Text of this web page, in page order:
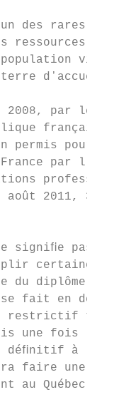
un des rares
ressources
2008, par le
permis pour
par
août 2011,
ne signiﬁe
certaines
du
fait en
restrictif
une fois le
déﬁnitif à
faire une
au Québec.